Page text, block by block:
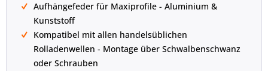
Aufhängefeder für Maxiprofile - Aluminium &
Kunststoff
Kompatibel mit allen handelsüblichen
Rolladenwellen - Montage über Schwalbenschwanz
oder Schrauben